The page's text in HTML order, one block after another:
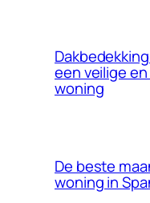
een veilige
woning
De beste
woning in